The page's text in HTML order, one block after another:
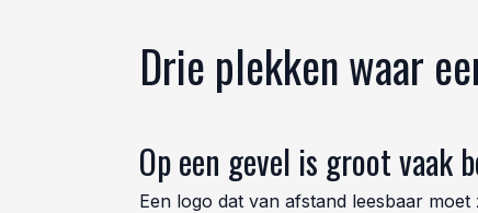
Drie plekken waar
Op een gevel is groot vaak
Een logo dat van afstand leesbaar